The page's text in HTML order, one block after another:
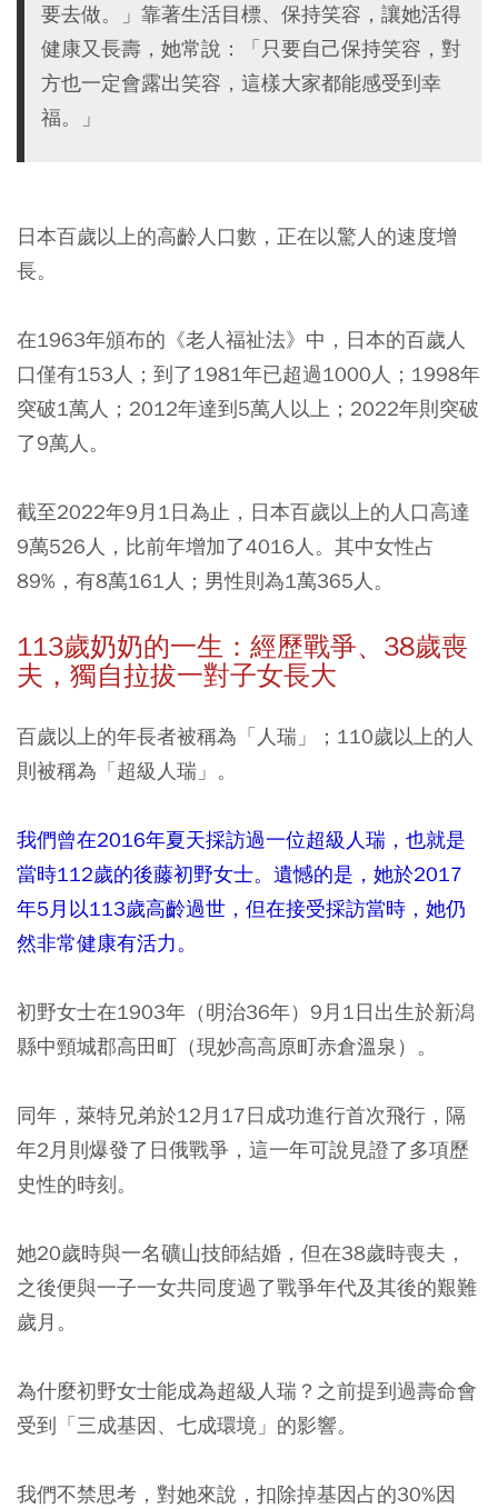
要去做。」靠著生活目標、保持笑容，讓她活得
健康又長壽，她常說：「只要自己保持笑容，對
方也一定會露出笑容，這樣大家都能感受到幸
福。」
日本百歲以上的高齡人口數，正在以驚人的速度增
長。
在1963年頒布的《老人福祉法》中，日本的百歲人
口僅有153人；到了1981年已超過1000人；1998年
突破1萬人；2012年達到5萬人以上；2022年則突破
了9萬人。
截至2022年9月1日為止，日本百歲以上的人口高達
9萬526人，比前年增加了4016人。其中女性占
89%，有8萬161人；男性則為1萬365人。
113歲奶奶的一生：經歷戰爭、 38歲喪
夫，獨自拉拔一對子女長大
百歲以上的年長者被稱為「人瑞」；110歲以上的人
則被稱為「超級人瑞」。
我們曾在2016年夏天採訪過一位超級人瑞，也就是
當時112歲的後藤初野女士。遺憾的是，她於2017
年5月以113歲高齡過世，但在接受採訪當時，她仍
然非常健康有活力。
初野女士在1903年（明治36年）9月1日出生於新潟
縣中頸城郡高田町（現妙高高原町赤倉溫泉）。
同年，萊特兄弟於12月17日成功進行首次飛行，隔
年2月則爆發了日俄戰爭，這一年可說見證了多項歷
史性的時刻。
她20歲時與一名礦山技師結婚，但在38歲時喪夫，
之後便與一子一女共同度過了戰爭年代及其後的艱難
歲月。
為什麼初野女士能成為超級人瑞？之前提到過壽命會
受到「三成基因、七成環境」的影響。
我們不禁思考，對她來說，扣除掉基因占的30%因